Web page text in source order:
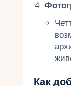
Как